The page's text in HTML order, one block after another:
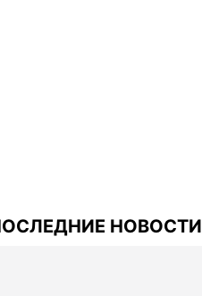
НОВОСТИ